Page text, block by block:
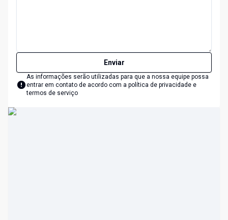
Enviar
As informações serão utilizadas para que a nossa equipe possa
entrar em contato de acordo com a política de privacidade e
termos de serviço